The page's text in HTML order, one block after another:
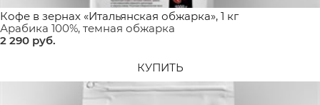
Кофе в зернах «Итальянская обжарка», 1 кг
Арабика 100%, темная обжарка
2 290 руб.
КУПИТЬ